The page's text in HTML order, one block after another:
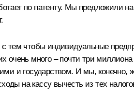
по патенту. Мы предложили
чтобы индивидуальные
очень много – почти три
и государством. И мы, конечно,
на кассу вычесть из тех